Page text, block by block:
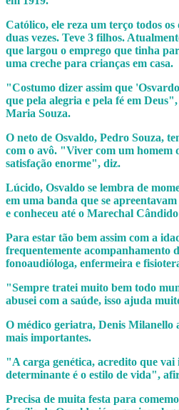
Católico, ele reza um terço todos os
duas vezes. Teve 3 filhos.
que largou o emprego que tinha
uma creche para crianças em casa.
"Costumo dizer assim que
que pela alegria e pela fé em
Maria Souza.
O neto de Osvaldo, Pedro Souza,
com o avô. "Viver com um homem
satisfação enorme", diz.
Lúcido, Osvaldo se lembra de
em uma banda que se
e conheceu até o Marechal
Para estar tão bem assim com a
frequentemente acompanhamento
fonoaudióloga, enfermeira e
"Sempre tratei muito bem todo
abusei com a saúde, isso ajuda
O médico geriatra, Denis Milanello
mais importantes.
"A carga genética, acredito que
determinante é o estilo de vida",
Precisa de muita festa para